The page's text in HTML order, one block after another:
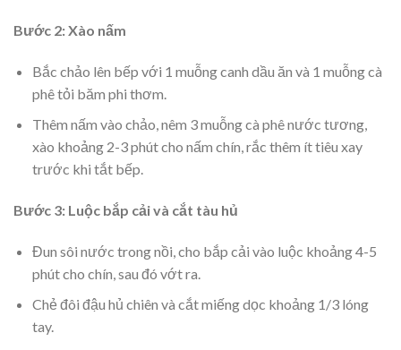
Bước 2: Xào nấm
Bắc chảo lên bếp với 1 muỗng canh dầu ăn và 1 muỗng cà
phê tỏi băm phi thơm.
Thêm nấm vào chảo, nêm 3 muỗng cà phê nước tương,
xào khoảng 2-3 phút cho nấm chín, rắc thêm ít tiêu xay
trước khi tắt bếp.
Bước 3: Luộc bắp cải và cắt tàu hủ
Đun sôi nước trong nồi, cho bắp cải vào luộc khoảng 4-5
phút cho chín, sau đó vớt ra.
Chẻ đôi đậu hủ chiên và cắt miếng dọc khoảng 1/3 lóng
tay.